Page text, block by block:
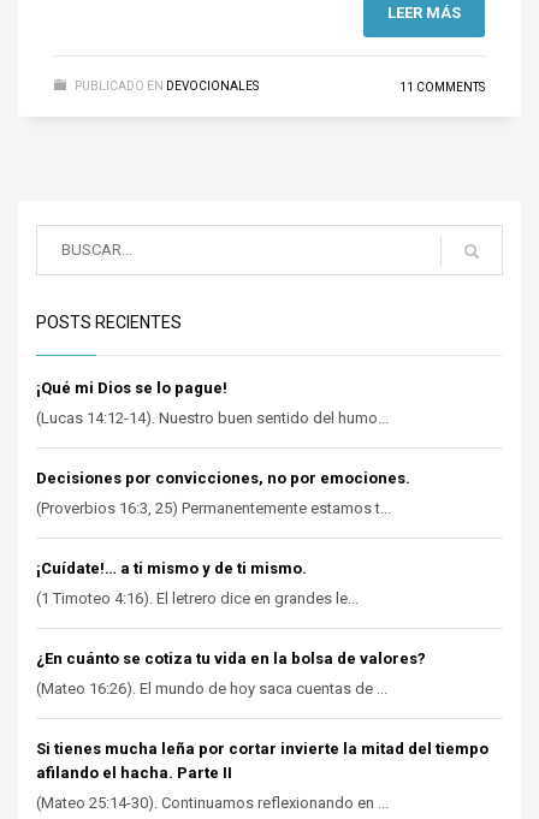
LEER MÁS
PUBLICADO EN DEVOCIONALES 11 COMMENTS
POSTS RECIENTES
¡Qué mi Dios se lo pague!
(Lucas 14:12-14). Nuestro buen sentido del humo...
Decisiones por convicciones, no por emociones.
(Proverbios 16:3, 25) Permanentemente estamos t...
¡Cuídate!… a ti mismo y de ti mismo.
(1 Timoteo 4:16). El letrero dice en grandes le...
¿En cuánto se cotiza tu vida en la bolsa de valores?
(Mateo 16:26). El mundo de hoy saca cuentas de ...
Si tienes mucha leña por cortar invierte la mitad del tiempo
afilando el hacha. Parte II
(Mateo 25:14-30). Continuamos reflexionando en ...